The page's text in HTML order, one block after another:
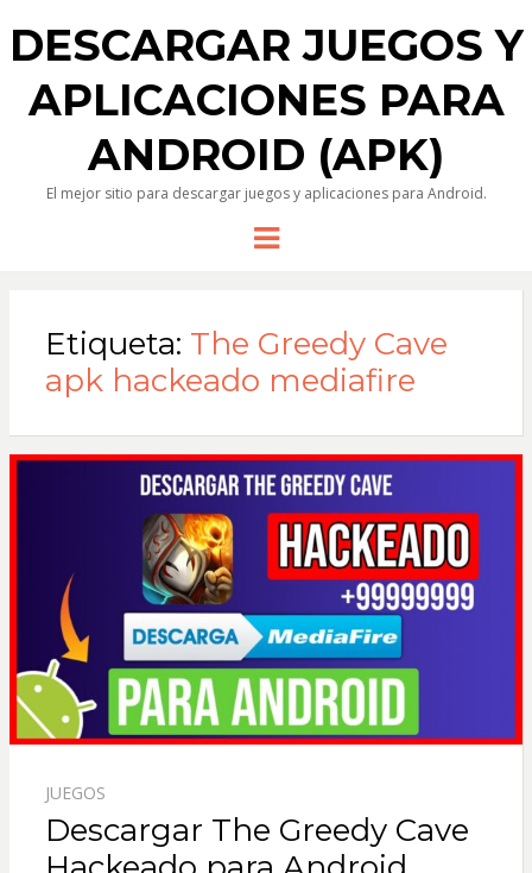
DESCARGAR JUEGOS Y
APLICACIONES PARA
ANDROID (APK)
El mejor sitio para descargar juegos y aplicaciones para Android.
Menu
Etiqueta: The Greedy Cave
apk hackeado mediafire
JUEGOS
Descargar The Greedy Cave